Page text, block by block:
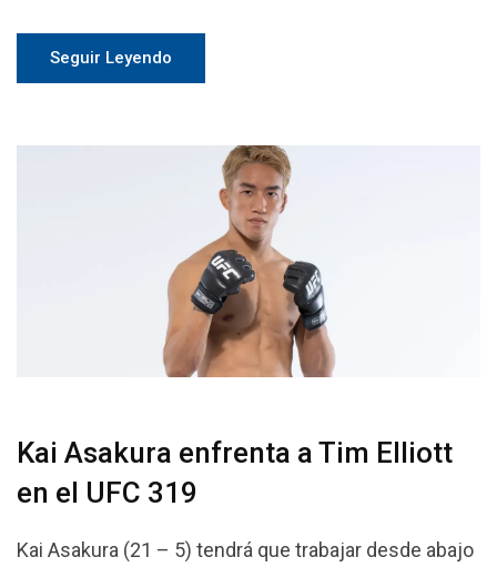
Seguir Leyendo
Kai Asakura enfrenta a Tim Elliott
en el UFC 319
Kai Asakura (21 – 5) tendrá que trabajar desde abajo